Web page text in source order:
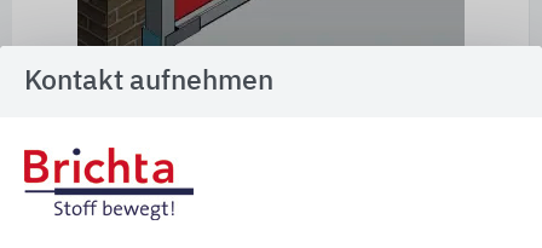
Schwingungsprofil (in der Abbildung blau
eingefärbt!)
Kontakt aufnehmen